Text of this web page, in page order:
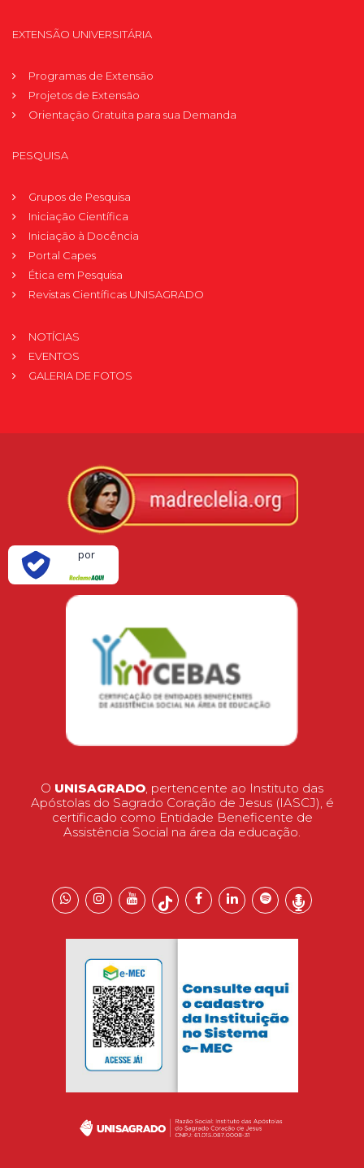
EXTENSÃO UNIVERSITÁRIA
Programas de Extensão
Projetos de Extensão
Orientação Gratuita para sua Demanda
PESQUISA
Grupos de Pesquisa
Iniciação Científica
Iniciação à Docência
Portal Capes
Ética em Pesquisa
Revistas Científicas UNISAGRADO
NOTÍCIAS
EVENTOS
GALERIA DE FOTOS
por
O UNISAGRADO, pertencente ao Instituto das
Apóstolas do Sagrado Coração de Jesus (IASCJ), é
certificado como Entidade Beneficente de
Assistência Social na área da educação.